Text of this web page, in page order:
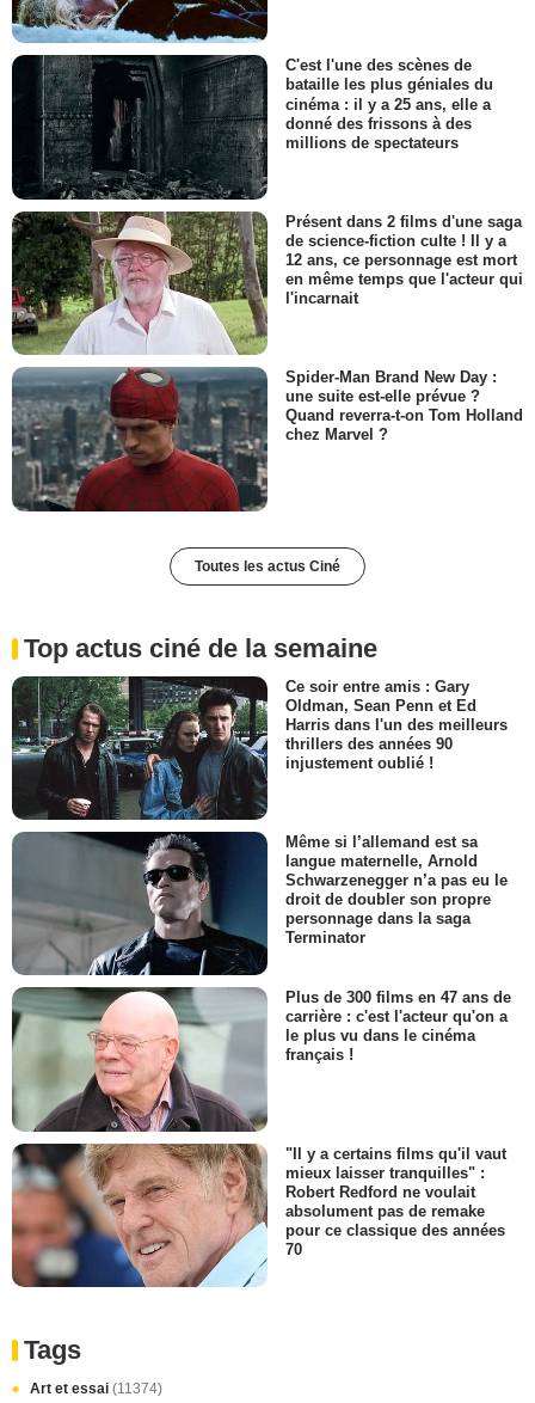
C'est l'une des scènes de
bataille les plus géniales du
cinéma : il y a 25 ans, elle a
donné des frissons à des
millions de spectateurs
Présent dans 2 films d'une saga
de science-fiction culte ! Il y a
12 ans, ce personnage est mort
en même temps que l'acteur qui
l'incarnait
Spider-Man Brand New Day :
une suite est-elle prévue ?
Quand reverra-t-on Tom Holland
chez Marvel ?
Toutes les actus Ciné
Top actus ciné de la semaine
Ce soir entre amis : Gary
Oldman, Sean Penn et Ed
Harris dans l'un des meilleurs
thrillers des années 90
injustement oublié !
Même si l’allemand est sa
langue maternelle, Arnold
Schwarzenegger n’a pas eu le
droit de doubler son propre
personnage dans la saga
Terminator
Plus de 300 films en 47 ans de
carrière : c'est l'acteur qu'on a
le plus vu dans le cinéma
français !
"Il y a certains films qu'il vaut
mieux laisser tranquilles" :
Robert Redford ne voulait
absolument pas de remake
pour ce classique des années
70
Tags
Art et essai (11374)